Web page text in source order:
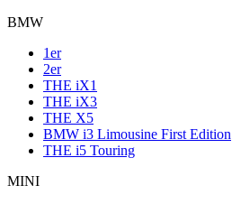
BMW
1er
2er
THE iX1
THE iX3
THE X5
BMW i3 Limousine First Edition
THE i5 Touring
MINI